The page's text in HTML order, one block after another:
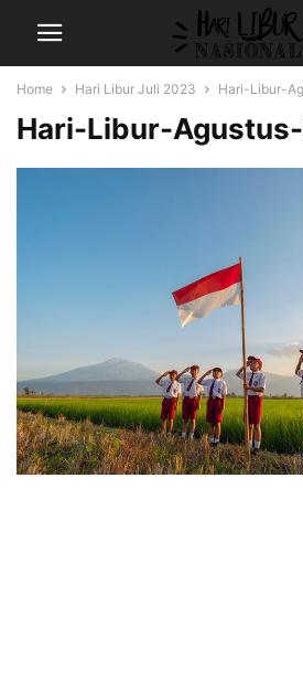
Home Hari Libur Juli 2023 Hari-Libur-
Hari-Libur-